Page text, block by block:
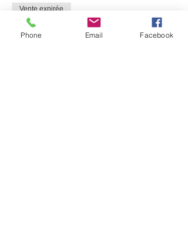
Vente expirée
Type de billet
Phone Email Facebook